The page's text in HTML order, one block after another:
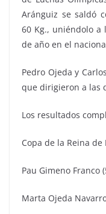
Aránguiz se saldó
60 Kg., uniéndolo a
de año en el
Pedro Ojeda y
que dirigieron a las
Los resultados
Copa de la Reina
Pau Gimeno Franco
Marta Ojeda